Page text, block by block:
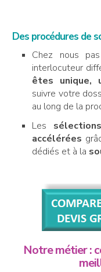
Des procédures de
Chez nous
interlocuteur
êtes unique,
suivre votre
au long de la
Les
accélérées
dédiés et à la
Notre métier :